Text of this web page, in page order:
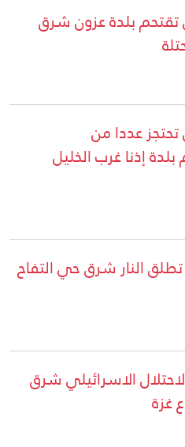
تقتحم بلدة عزون شرق
تحتجز عددا من
إذنا غرب الخليل
النار شرق حي التفاح
الاسرائيلي شرق
غزة